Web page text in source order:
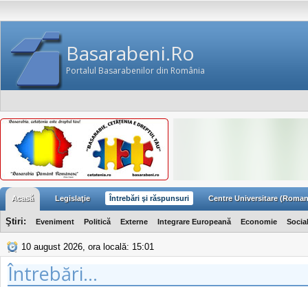
Basarabeni.Ro
Portalul Basarabenilor din România
Acasă Legislaţie Întrebări şi răspunsuri Centre Universitare
Ştiri: Eveniment Politică Externe Integrare Europeană Economie Social
10 august 2026, ora locală: 15:01
Întrebări...